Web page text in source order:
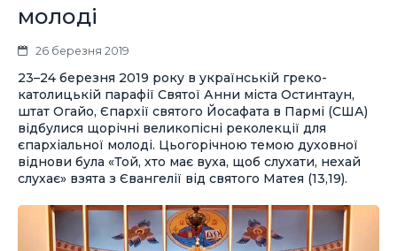
молоді
26 березня 2019
23–24 березня 2019 року в українській греко-
католицькій парафії Святої Анни міста Остинтаун,
штат Огайо, Єпархії святого Йосафата в Пармі (США)
відбулися щорічні великопісні реколекції для
єпархіальної молоді. Цьогорічною темою духовної
віднови була «Той, хто має вуха, щоб слухати, нехай
слухає» взята з Євангелії від святого Матея (13,19).